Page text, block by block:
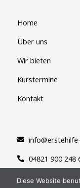
Home
Über uns
Wir bieten
Kurstermine
Kontakt
04821 900 248
Diese Website